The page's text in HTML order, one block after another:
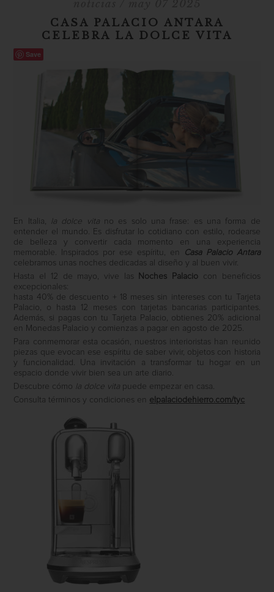
CASA PALACIO ANTARA
CELEBRA LA DOLCE VITA
Save
En Italia, la dolce vitano es solo una frase: es una forma de
entender el mundo. Es disfrutar lo cotidiano con estilo, rodearse
de belleza y convertir cada momento en una experiencia
memorable. Inspirados por ese espíritu, en
Casa Palacio Antara
celebramos unas noches dedicadas al diseño y al buen vivir.
Hasta el 12 de mayo, vive las
Noches Palacio con beneficios
excepcionales:
hasta 40% de descuento + 18 meses sin intereses con tu Tarjeta
Palacio, o hasta 12 meses con tarjetas bancarias participantes.
Además, si pagas con tu Tarjeta Palacio, obtienes 20% adicional
en Monedas Palacio y comienzas a pagar en agosto de 2025.
Para conmemorar esta ocasión, nuestros interioristas han reunido
piezas que evocan ese espíritu de saber vivir, objetos con historia
y funcionalidad. Una invitación a transformar tu hogar en un
espacio donde vivir bien sea un arte diario.
Descubre cómo la dolce vita puede empezar en casa.
Consulta términos y condiciones en elpalaciodehierro.com/tyc